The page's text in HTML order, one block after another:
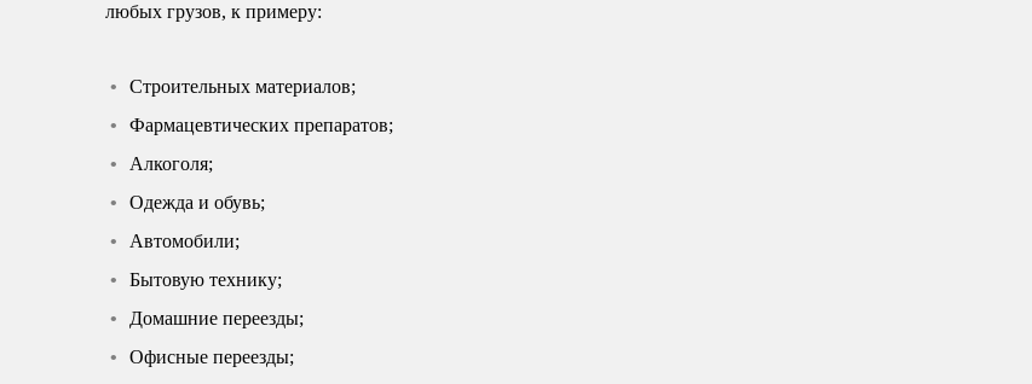
любых грузов, к примеру:
Строительных материалов;
Фармацевтических препаратов;
Алкоголя;
Одежда и обувь;
Автомобили;
Бытовую технику;
Домашние переезды;
Офисные переезды;